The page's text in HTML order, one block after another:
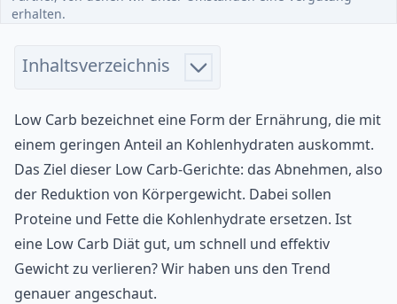
erhalten.
Low Carb bezeichnet eine Form der Ernährung, die mit
einem geringen Anteil an Kohlenhydraten auskommt.
Das Ziel dieser Low Carb-Gerichte: das Abnehmen, also
der Reduktion von Körpergewicht. Dabei sollen
Proteine und Fette die Kohlenhydrate ersetzen. Ist
eine Low Carb Diät gut, um schnell und effektiv
Gewicht zu verlieren? Wir haben uns den Trend
genauer angeschaut.
Inhaltsverzeichnis